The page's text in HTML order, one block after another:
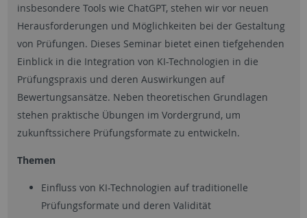
insbesondere Tools wie ChatGPT, stehen wir vor neuen
Herausforderungen und Möglichkeiten bei der Gestaltung
von Prüfungen. Dieses Seminar bietet einen tiefgehenden
Einblick in die Integration von KI-Technologien in die
Prüfungspraxis und deren Auswirkungen auf
Bewertungsansätze. Neben theoretischen Grundlagen
stehen praktische Übungen im Vordergrund, um
zukunftssichere Prüfungsformate zu entwickeln.
Themen
Einfluss von KI-Technologien auf traditionelle
Prüfungsformate und deren Validität